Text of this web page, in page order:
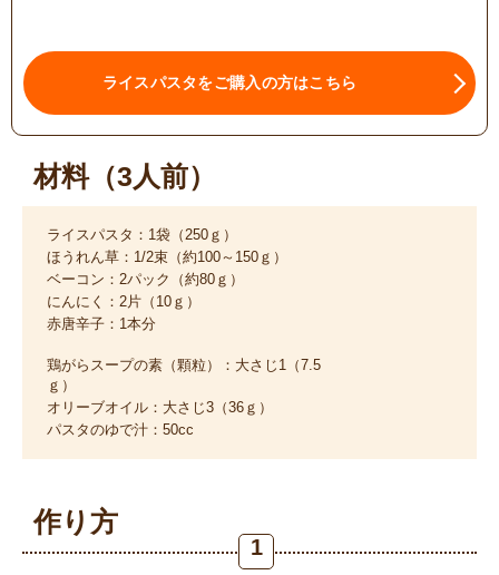
ライスパスタをご購入の方はこちら
材料（3人前）
ライスパスタ：1袋（250ｇ）
ほうれん草：1/2束（約100～150ｇ）
ベーコン：2パック（約80ｇ）
にんにく：2片（10ｇ）
赤唐辛子：1本分
鶏がらスープの素（顆粒）：大さじ1（7.5
ｇ）
オリーブオイル：大さじ3（36ｇ）
パスタのゆで汁：50cc
作り方
1